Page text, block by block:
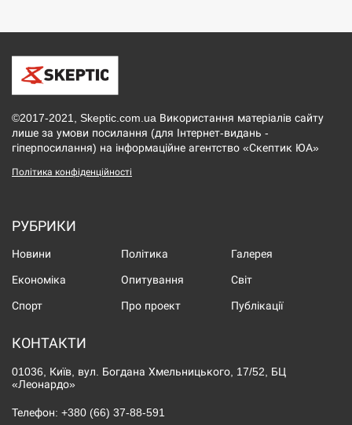
©2017-2021, Skeptic.com.ua Використання матеріалів сайту
лише за умови посилання (для Інтернет-видань -
гіперпосилання) на інформаційне агентство «Скептик ЮА»
Політика конфіденційності
РУБРИКИ
Новини Політика Галерея
Економіка Опитування Світ
Спорт Про проект Публікації
КОНТАКТИ
01036, Київ, вул. Богдана Хмельницького, 17/52, БЦ
«Леонардо»
Телефон: +380 (66) 37-88-591